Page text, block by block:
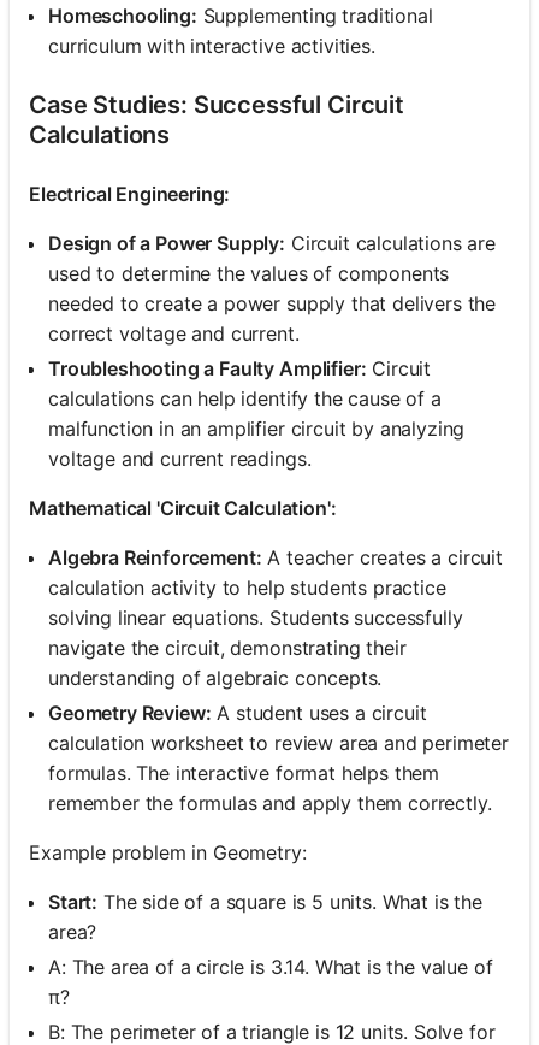
Homeschooling: Supplementing traditional
curriculum with interactive activities.
Case Studies: Successful Circuit
Calculations
Electrical Engineering:
Design of a Power Supply: Circuit calculations are
used to determine the values of components
needed to create a power supply that delivers the
correct voltage and current.
Troubleshooting a Faulty Amplifier: Circuit
calculations can help identify the cause of a
malfunction in an amplifier circuit by analyzing
voltage and current readings.
Mathematical 'Circuit Calculation':
Algebra Reinforcement: A teacher creates a circuit
calculation activity to help students practice
solving linear equations. Students successfully
navigate the circuit, demonstrating their
understanding of algebraic concepts.
Geometry Review: A student uses a circuit
calculation worksheet to review area and perimeter
formulas. The interactive format helps them
remember the formulas and apply them correctly.
Example problem in Geometry:
Start: The side of a square is 5 units. What is the
area?
A: The area of a circle is 3.14. What is the value of
π?
B: The perimeter of a triangle is 12 units. Solve for